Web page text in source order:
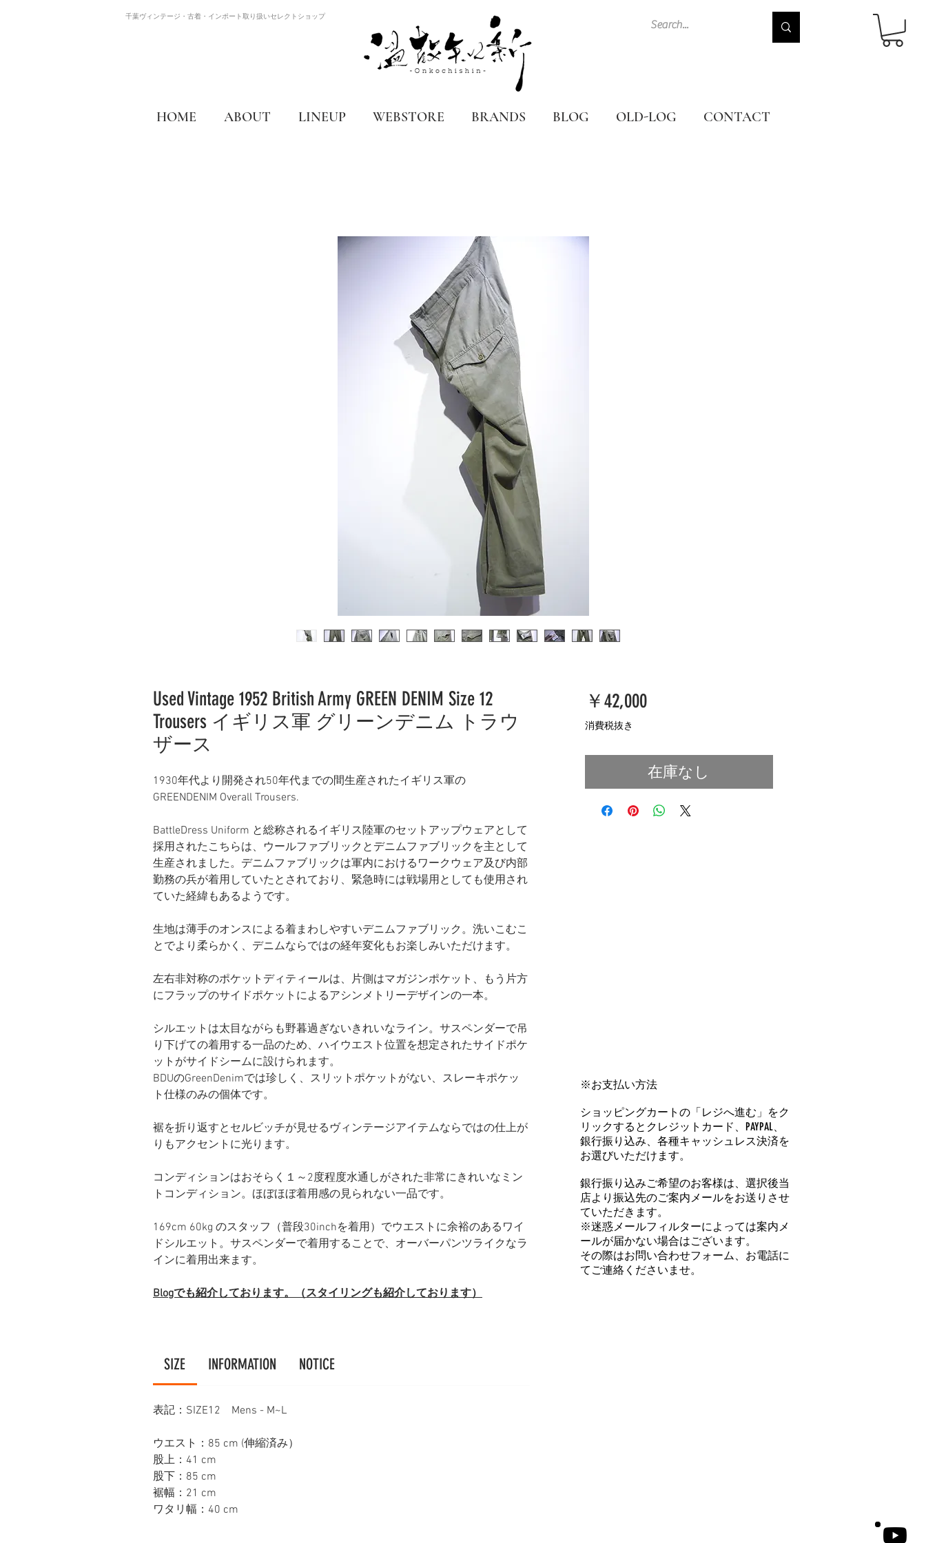
千葉ヴィンテージ・古着・インポート取り扱いセレクトショップ
HOME ABOUT LINEUP WEBSTORE BRANDS BLOG OLD-LOG CONTACT
Used Vintage 1952 British Army GREEN DENIM Size 12
Trousers イギリス軍 グリーンデニム トラウ
ザース
1930年代より開発され50年代までの間生産されたイギリス軍の
GREENDENIM Overall Trousers.
BattleDress Uniform と総称されるイギリス陸軍のセットアップウェアとして
採用されたこちらは、ウールファブリックとデニムファブリックを主として
生産されました。デニムファブリックは軍内におけるワークウェア及び内部
勤務の兵が着用していたとされており、緊急時には戦場用としても使用され
ていた経緯もあるようです。
生地は薄手のオンスによる着まわしやすいデニムファブリック。洗いこむこ
とでより柔らかく、デニムならではの経年変化もお楽しみいただけます。
左右非対称のポケットディティールは、片側はマガジンポケット、もう片方
にフラップのサイドポケットによるアシンメトリーデザインの一本。
シルエットは太目ながらも野暮過ぎないきれいなライン。サスペンダーで吊
り下げての着用する一品のため、ハイウエスト位置を想定されたサイドポケ
ットがサイドシームに設けられます。
BDUのGreenDenimでは珍しく、スリットポケットがない、スレーキポケッ
ト仕様のみの個体です。
裾を折り返すとセルビッチが見せるヴィンテージアイテムならではの仕上が
りもアクセントに光ります。
コンディションはおそらく１～2度程度水通しがされた非常にきれいなミン
トコンディション。ほぼほぼ着用感の見られない一品です。
169cm 60kg のスタッフ（普段30inchを着用）でウエストに余裕のあるワイ
ドシルエット。サスペンダーで着用することで、オーバーパンツライクなラ
インに着用出来ます。
Blogでも紹介しております。（スタイリングも紹介しております）
SIZE INFORMATION NOTICE
表記：SIZE12 Mens - M~L
ウエスト：85 cm (伸縮済み）
股上：41 cm
股下：85 cm
裾幅：21 cm
ワタリ幅：40 cm
￥42,000価
消費税抜き
在庫なし
※お支払い方法
ショッピングカートの「レジへ進む」をク
リックするとクレジットカード、PAYPAL、
銀行振り込み、各種キャッシュレス決済を
お選びいただけます。
銀行振り込みご希望のお客様は、選択後当
店より振込先のご案内メールをお送りさせ
ていただきます。
※迷惑メールフィルターによっては案内メ
ールが届かない場合はございます。
その際はお問い合わせフォーム、お電話に
てご連絡くださいませ。